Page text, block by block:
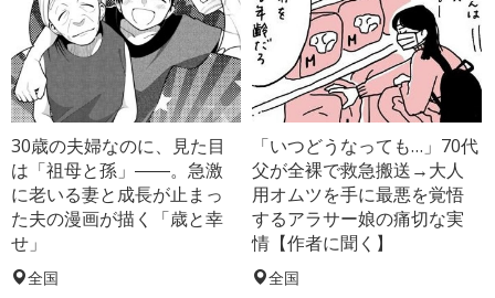
30歳の夫婦なのに、見た目
は「祖母と孫」――。急激
に老いる妻と成長が止まっ
た夫の漫画が描く「歳と幸
せ」
全国
「いつどうなっても…」70代
父が全裸で救急搬送→大人
用オムツを手に最悪を覚悟
するアラサー娘の痛切な実
情【作者に聞く】
全国